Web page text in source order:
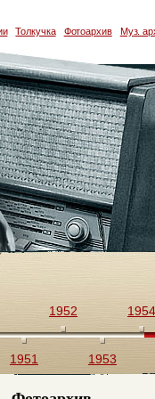
Толкучка Фотоархив Муз.
1951
1952
1953
1954